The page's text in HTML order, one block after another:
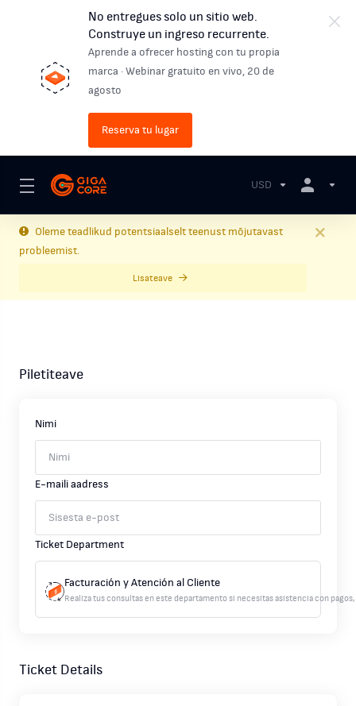
No entregues solo un sitio web.
Construye un ingreso recurrente.
Aprende a ofrecer hosting con tu propia
marca · Webinar gratuito en vivo, 20 de
agosto
Reserva tu lugar
USD
Oleme teadlikud potentsiaalselt teenust mõjutavast
probleemist.
Lisateave
Piletiteave
Nimi
E-maili aadress
Ticket Department
Facturación y Atención al Cliente
Realiza tus consultas en este departamento si necesitas asistencia con
Ticket Details